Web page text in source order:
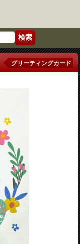
グリーティングカード